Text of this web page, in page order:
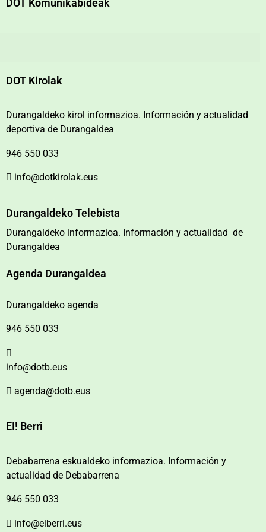
DOT Komunikabideak
DOT Kirolak
Durangaldeko kirol informazioa. Información y actualidad
deportiva de Durangaldea
946 550 033
info@dotkirolak.eus
Durangaldeko Telebista
Durangaldeko informazioa. Información y actualidad de
Durangaldea
Agenda Durangaldea
Durangaldeko agenda
946 550 033
info@dotb.eus
agenda@dotb.eus
EI! Berri
Debabarrena eskualdeko informazioa. Información y
actualidad de Debabarrena
946 550 033
info@eiberri.eus